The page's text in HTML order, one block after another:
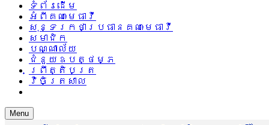
ទំព័រដើម
អំពីគណៈមេធាវី
សុន្ទរកថាប្រធានគណៈមេធាវី
សមាជិក
បណ្ណាល័យ
ជំនួយឧបត្ថម្ភ
ព្រឹត្តិបត្រ
វិចិត្រសាល
Menu